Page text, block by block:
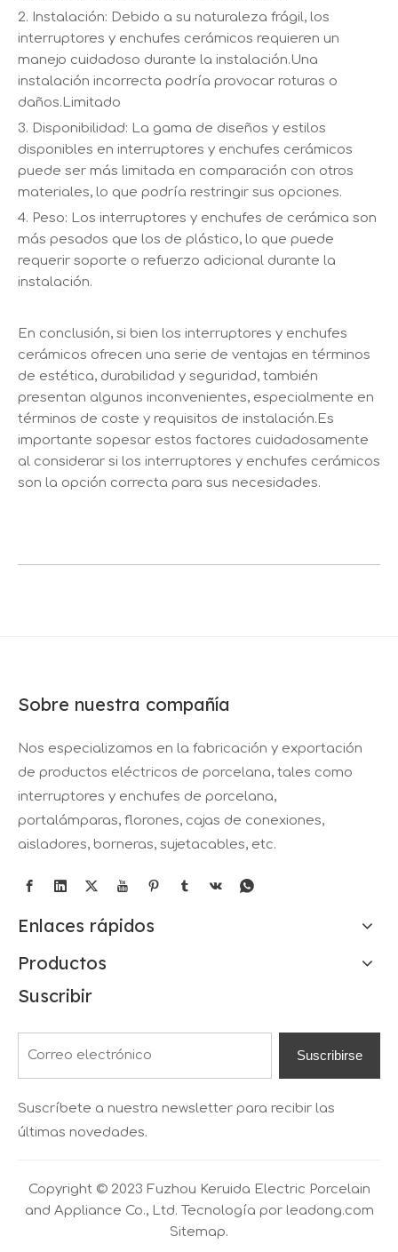
2. Instalación: Debido a su naturaleza frágil, los
interruptores y enchufes cerámicos requieren un
manejo cuidadoso durante la instalación.Una
instalación incorrecta podría provocar roturas o
daños.Limitado
3. Disponibilidad: La gama de diseños y estilos
disponibles en interruptores y enchufes cerámicos
puede ser más limitada en comparación con otros
materiales, lo que podría restringir sus opciones.
4. Peso: Los interruptores y enchufes de cerámica son
más pesados ​​que los de plástico, lo que puede
requerir soporte o refuerzo adicional durante la
instalación.
En conclusión, si bien los interruptores y enchufes
cerámicos ofrecen una serie de ventajas en términos
de estética, durabilidad y seguridad, también
presentan algunos inconvenientes, especialmente en
términos de coste y requisitos de instalación.Es
importante sopesar estos factores cuidadosamente
al considerar si los interruptores y enchufes cerámicos
son la opción correcta para sus necesidades.
Sobre nuestra compañía
Nos especializamos en la fabricación y exportación
de productos eléctricos de porcelana, tales como
interruptores y enchufes de porcelana,
portalámparas, florones, cajas de conexiones,
aisladores, borneras, sujetacables, etc.
Enlaces rápidos
Productos
Suscribir
Suscribirse
Suscríbete a nuestra newsletter para recibir las
últimas novedades.
Copyright © 2023 Fuzhou Keruida Electric Porcelain
and Appliance Co., Ltd. Tecnología por leadong.com
Sitemap.